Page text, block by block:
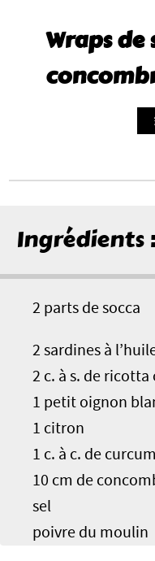
Wraps de
Ingrédients
2 parts de socca
2 sardines à
2 c. à s. de
1 petit oignon
1 citron
1 c. à c. de
10 cm de
sel
poivre du moulin